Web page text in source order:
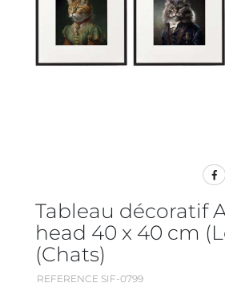
Tableau décoratif
head 40 x 40 cm
(Chats)
REFERENCE SIF-0799